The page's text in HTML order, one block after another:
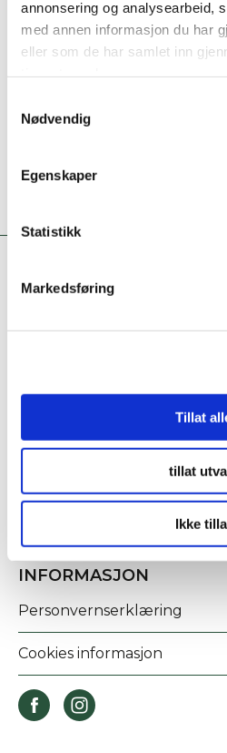
annonsering og analysearbeid,
med annen informasjon du har
eller som de har samlet inn
Nødvendig
Egenskaper
Statistikk
Markedsføring
Tillat
tillat
Ikke
Ta kontakt
KONTAKT OSS
8622 Mo i Rana
post@rananf.no
INFORMASJON
Personvernserklæring
Cookies informasjon